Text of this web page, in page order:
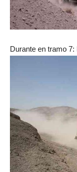
Durante en tramo